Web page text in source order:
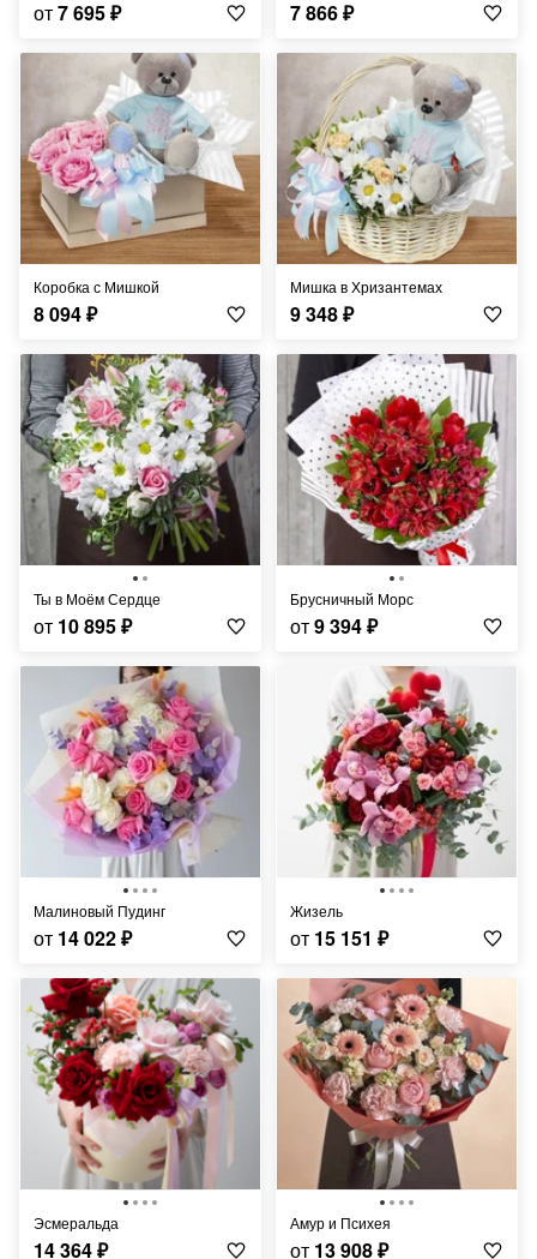
от7 695₽ 7 866₽
Коробка с Мишкой
8 094₽
Мишка в Хризантемах
9 348₽
Ты в Моём Сердце
от 10 895₽
Брусничный Морс
от9 394₽
Малиновый Пудинг
от 14 022₽
Жизель
от 15 151 ₽
Эсмеральда
14 364₽
Амур и Психея
от 13 908₽